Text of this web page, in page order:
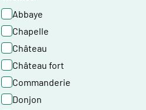
Abbaye
Chapelle
Château
Château fort
Commanderie
Donjon